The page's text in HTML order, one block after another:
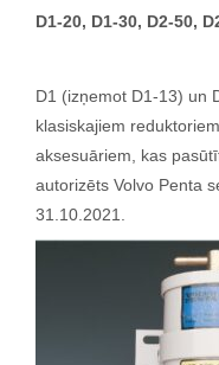
D1-20, D1-30, D2-50,
D1 (izņemot D1-13) un
klasiskajiem
aksesuāriem, kas
autorizēts Volvo Penta
31.10.2021.